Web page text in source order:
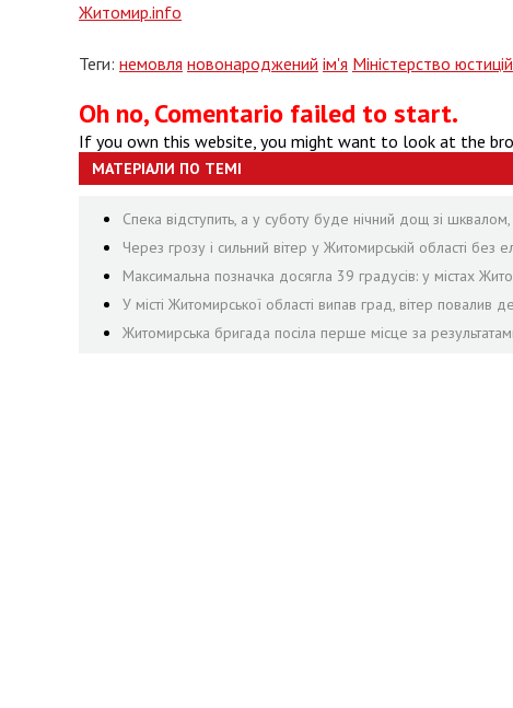
Житомир.info
Теги: немовля новонароджений ім'я Міністерство юстицій
Oh no, Comentario failed to start.
If you own this website, you might want to look at the
МАТЕРІАЛИ ПО ТЕМІ
Спека відступить, а у суботу буде нічний дощ зі
Через грозу і сильний вітер у Житомирській області
Максимальна позначка досягла 39 градусів: у містах
У місті Житомирської області випав град, вітер
Житомирська бригада посіла перше місце за